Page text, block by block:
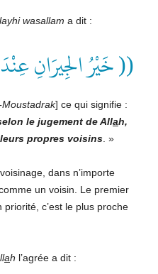
wasallam a dit :
(( خَيْرُ الجِيرَانِ
Moustadrak] ce qui signifie :
le jugement de Allah,
propres voisins . »
dans n’importe
un voisin. Le premier
c’est le plus proche
ah l’agrée a dit :